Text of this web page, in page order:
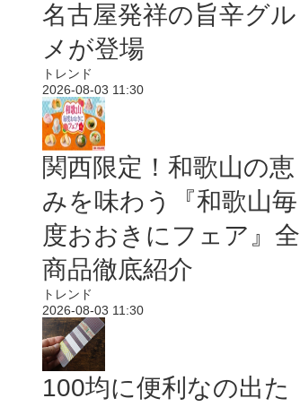
名古屋発祥の旨辛グル
メが登場
トレンド
2026-08-03 11:30
関西限定！和歌山の恵
みを味わう『和歌山毎
度おおきにフェア』全
商品徹底紹介
トレンド
2026-08-03 11:30
100均に便利なの出た